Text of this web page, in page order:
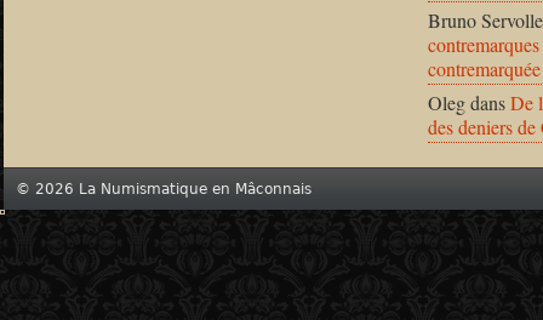
Bruno Servolle
OlegdansDe
des deniers
© 2026 La Numismatique en Mâconnais